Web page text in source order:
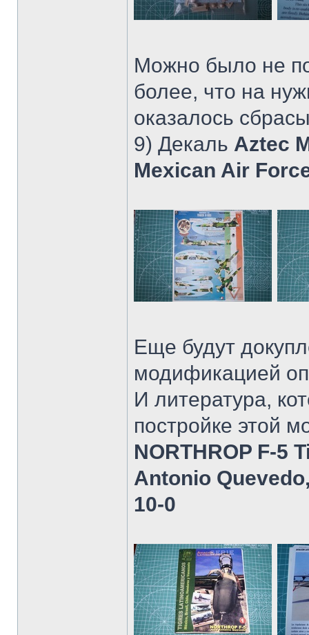
Можно было не
более, что на
оказалось
9) Декаль Aztec
Mexican Air
Еще будут
модификацией
И литература,
постройке этой
NORTHROP F-5
Antonio
10-0